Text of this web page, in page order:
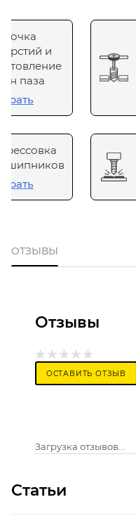
и
паза
ОТЗЫВЫ
Отзывы
ОСТАВИТЬ ОТЗЫВ
Загрузка отзывов...
Статьи